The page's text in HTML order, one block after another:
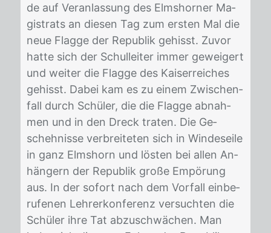
de auf Ver­an­las­sung des Elms­hor­ner Ma­
gis­trats an die­sen Tag zum ers­ten Mal die
neue Flag­ge der Re­pu­blik ge­hisst. Zu­vor
hat­te sich der Schul­lei­ter im­mer ge­wei­gert
und wei­ter die Flag­ge des Kai­ser­rei­ches
ge­hisst. Da­bei kam es zu ei­nem Zwi­schen­
fall durch Schü­ler, die die Flag­ge ab­nah­
men und in den Dreck tra­ten. Die Ge­
scheh­nis­se ver­brei­te­ten sich in Win­des­ei­le
in ganz Elms­horn und lös­ten bei al­len An­
hän­gern der Re­pu­blik gro­ße Em­pö­rung
aus. In der so­fort nach dem Vor­fall ein­be­
ru­fe­nen Leh­rer­kon­fe­renz ver­such­ten die
Schü­ler ihre Tat ab­zu­schwä­chen. Man